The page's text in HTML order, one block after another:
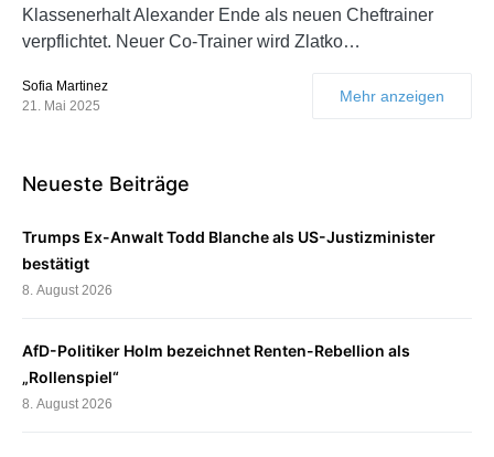
Klassenerhalt Alexander Ende als neuen Cheftrainer
verpflichtet. Neuer Co-Trainer wird Zlatko…
Sofia Martinez
21. Mai 2025
Mehr anzeigen
Neueste Beiträge
Trumps Ex-Anwalt Todd Blanche als US-Justizminister
bestätigt
8. August 2026
AfD-Politiker Holm bezeichnet Renten-Rebellion als
„Rollenspiel“
8. August 2026